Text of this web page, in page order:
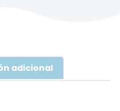
adicional